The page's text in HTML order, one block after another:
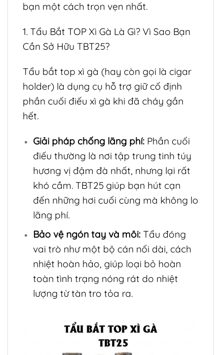
bạn một cách trọn vẹn nhất.
1. Tẩu Bắt TOP Xì Gà Là Gì? Vì Sao Bạn
Cần Sở Hữu TBT25?
Tẩu bắt top xì gà (hay còn gọi là cigar
holder) là dụng cụ hỗ trợ giữ cố định
phần cuối điếu xì gà khi đã cháy gần
hết.
Giải pháp chống lãng phí:Phần cuối
điếu thường là nơi tập trung tinh túy
hương vị đậm đà nhất, nhưng lại rất
khó cầm. TBT25 giúp bạn hút cạn
đến những hơi cuối cùng mà không lo
lãng phí.
Bảo vệ ngón tay và môi:Tẩu đóng
vai trò như một bộ cán nối dài, cách
nhiệt hoàn hảo, giúp loại bỏ hoàn
toàn tình trạng nóng rát do nhiệt
lượng từ tàn tro tỏa ra.